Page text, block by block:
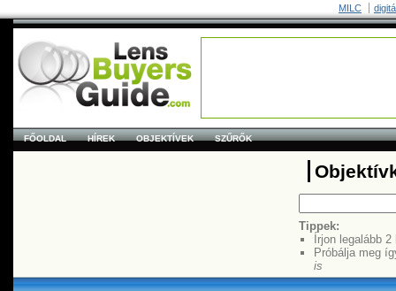
MILC
FŐOLDAL HÍREK OBJEKTÍVEK SZŰRŐK
Tippek:
Írjon legalább
Próbálja meg
is